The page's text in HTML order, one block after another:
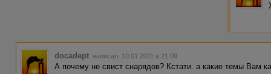
docadept написал 10.01.2011 в 21:09
А почему не свист снарядов? Кстати. а какие темы Вам